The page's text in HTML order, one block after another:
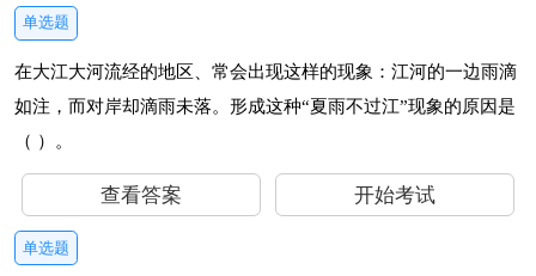
单选题
在大江大河流经的地区、常会出现这样的现象：江河的一边雨滴
如注，而对岸却滴雨未落。形成这种“夏雨不过江”现象的原因是
（ ）。
查看答案 开始考试
单选题